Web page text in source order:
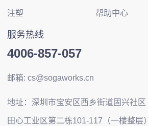
注塑 帮助中心
服务热线
4006-857-057
邮箱: cs@sogaworks.cn
地址：深圳市宝安区西乡街道固兴社区
田心工业区第二栋101-117（一楼整层）